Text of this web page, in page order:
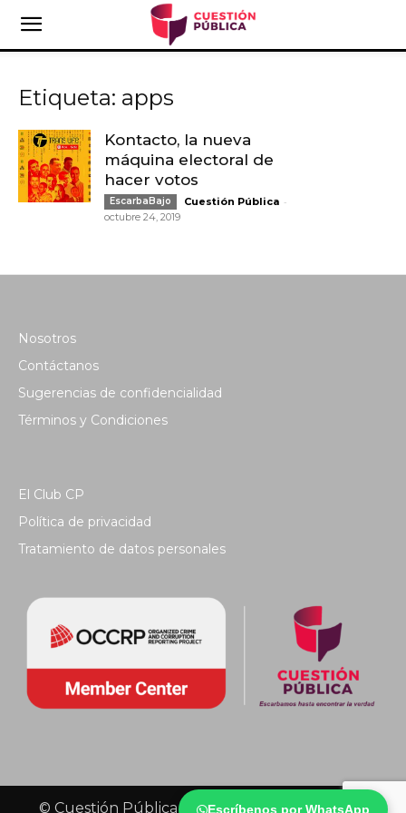
Escríbenos por WhatsApp
Etiqueta: apps
Kontacto, la nueva
máquina electoral de
hacer votos
EscarbaBajo Cuestión Pública -
octubre 24, 2019
Nosotros
Contáctanos
Sugerencias de confidencialidad
Términos y Condiciones
El Club CP
Política de privacidad
Tratamiento de datos personales
© Cuestión Pública 2018 - Todos los derechos